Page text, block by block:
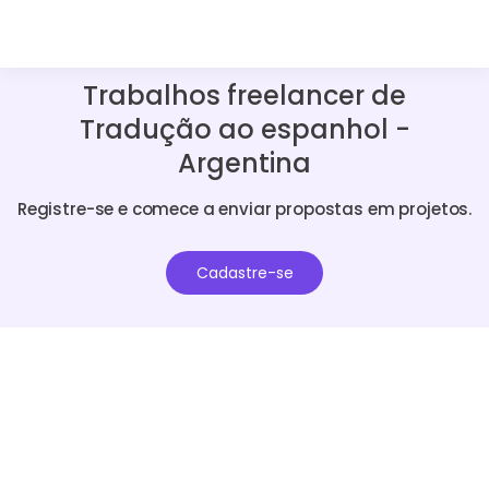
Trabalhos freelancer de
Tradução ao espanhol -
Argentina
Registre-se e comece a enviar propostas em projetos.
Cadastre-se